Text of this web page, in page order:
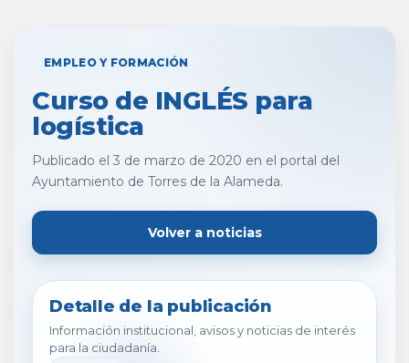
EMPLEO Y FORMACIÓN
Curso de INGLÉS para
logística
Publicado el 3 de marzo de 2020 en el portal del
Ayuntamiento de Torres de la Alameda.
Volver a noticias
Detalle de la publicación
Información institucional, avisos y noticias de interés
para la ciudadanía.